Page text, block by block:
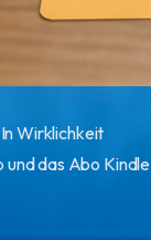
Wirklichkeit
das Abo Kindle